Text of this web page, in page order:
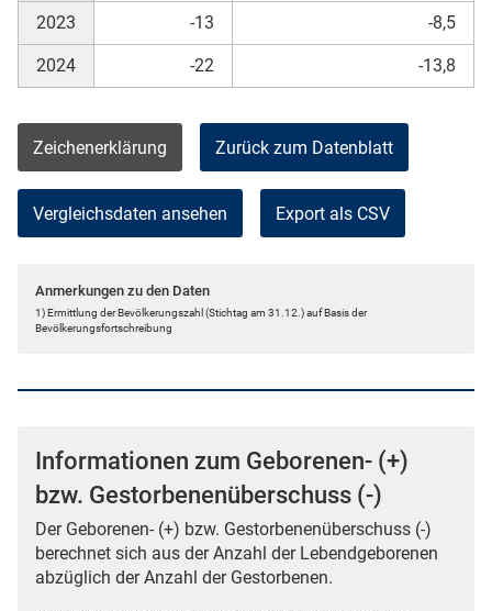
2023 -13 -8,5
2024 -22 -13,8
Zeichenerklärung Zurück zum Datenblatt
Vergleichsdaten ansehen Export als CSV
Anmerkungen zu den Daten
1) Ermittlung der Bevölkerungszahl (Stichtag am 31.12.) auf Basis der
Bevölkerungsfortschreibung
Informationen zum Geborenen- (+)
bzw. Gestorbenenüberschuss (-)
Der Geborenen- (+) bzw. Gestorbenenüberschuss (-)
berechnet sich aus der Anzahl der Lebendgeborenen
abzüglich der Anzahl der Gestorbenen.